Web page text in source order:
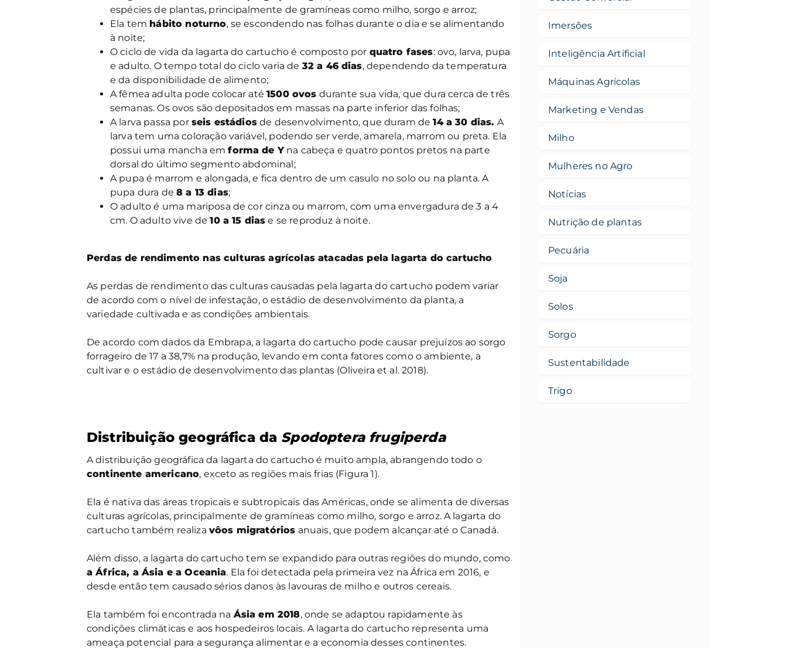
espécies de plantas, principalmente de gramíneas como milho, sorgo e arroz;
Ela tem hábito noturno, se escondendo nas folhas durante o dia e se alimentando
à noite;
O ciclo de vida da lagarta do cartucho é composto por quatro fases: ovo, larva, pupa
e adulto. O tempo total do ciclo varia de 32 a 46 dias, dependendo da temperatura
e da disponibilidade de alimento;
A fêmea adulta pode colocar até1500 ovos durante sua vida, que dura cerca de três
semanas. Os ovos são depositados em massas na parte inferior das folhas;
A larva passa por seis estádiosde desenvolvimento, que duram de14 a 30 dias. A
larva tem uma coloração variável, podendo ser verde, amarela, marrom ou preta. Ela
possui uma mancha emforma de Yna cabeça e quatro pontos pretos na parte
dorsal do último segmento abdominal;
A pupa é marrom e alongada, e fica dentro de um casulo no solo ou na planta. A
pupa dura de8 a 13 dias;
O adulto é uma mariposa de cor cinza ou marrom, com uma envergadura de 3 a 4
cm. O adulto vive de10 a 15 dias e se reproduz à noite.
Perdas de rendimento nas culturas agrícolas atacadas pela lagarta do cartucho
As perdas de rendimento das culturas causadas pela lagarta do cartucho podem variar
de acordo com o nível de infestação, o estádio de desenvolvimento da planta, a
variedade cultivada e as condições ambientais.
De acordo com dados da Embrapa, a lagarta do cartucho pode causar prejuízos ao sorgo
forrageiro de 17 a 38,7% na produção, levando em conta fatores como o ambiente, a
cultivar e o estádio de desenvolvimento das plantas (Oliveira et al. 2018).
Distribuição geográfica da Spodoptera frugiperda
A distribuição geográfica da lagarta do cartucho é muito ampla, abrangendo todo o
continente americano, exceto as regiões mais frias (Figura 1).
Ela é nativa das áreas tropicais e subtropicais das Américas, onde se alimenta de diversas
culturas agrícolas, principalmente de gramíneas como milho, sorgo e arroz. A lagarta do
cartucho também realiza vôos migratórios anuais, que podem alcançar até o Canadá.
Além disso, a lagarta do cartucho tem se expandido para outras regiões do mundo, como
a África, a Ásia e a Oceania. Ela foi detectada pela primeira vez na África em 2016, e
desde então tem causado sérios danos às lavouras de milho e outros cereais.
Ela também foi encontrada na Ásia em 2018, onde se adaptou rapidamente às
condições climáticas e aos hospedeiros locais. A lagarta do cartucho representa uma
ameaça potencial para a segurança alimentar e a economia desses continentes.
Imersões
Inteligência Artificial
Máquinas Agrícolas
Marketing e Vendas
Milho
Mulheres no Agro
Notícias
Nutrição de plantas
Pecuária
Soja
Solos
Sorgo
Sustentabilidade
Trigo